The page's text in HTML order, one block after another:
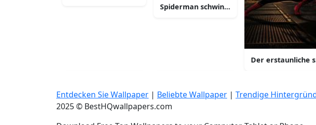
Spiderman schwingt in die handlung in
Der erstaunliche
Entdecken Sie Wallpaper | Beliebte Wallpaper | Trendige
2025 © BestHQwallpapers.com